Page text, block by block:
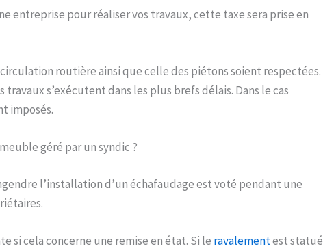
entreprise pour réaliser vos travaux, cette taxe sera prise en
routière ainsi que celle des piétons soient respectées.
s’exécutent dans les plus brefs délais. Dans le cas
imposés.
géré par un syndic ?
l’installation d’un échafaudage est voté pendant une
si cela concerne une remise en état. Si le ravalementest statué